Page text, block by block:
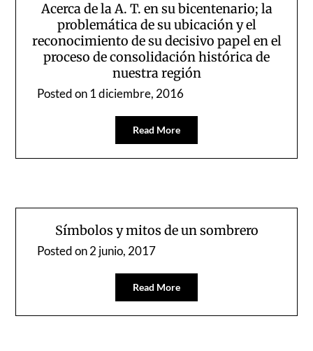
Acerca de la A. T. en su bicentenario; la
problemática de su ubicación y el
reconocimiento de su decisivo papel en el
proceso de consolidación histórica de
nuestra región
Posted on1 diciembre, 2016
Read More
Símbolos y mitos de un sombrero
Posted on2 junio, 2017
Read More